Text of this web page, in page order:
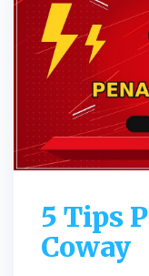
5 Tips
Coway